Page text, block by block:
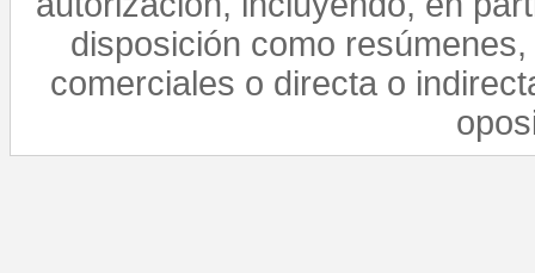
disposición como
comerciales o directa o